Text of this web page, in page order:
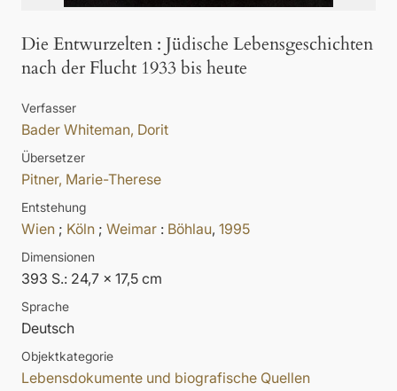
Die Entwurzelten : Jüdische Lebensgeschichten
nach der Flucht 1933 bis heute
Verfasser
Bader Whiteman, Dorit
Übersetzer
Pitner, Marie-Therese
Entstehung
Wien ; Köln ; Weimar : Böhlau, 1995
Dimensionen
393 S.: 24,7 x 17,5 cm
Sprache
Deutsch
Objektkategorie
Lebensdokumente und biografische Quellen